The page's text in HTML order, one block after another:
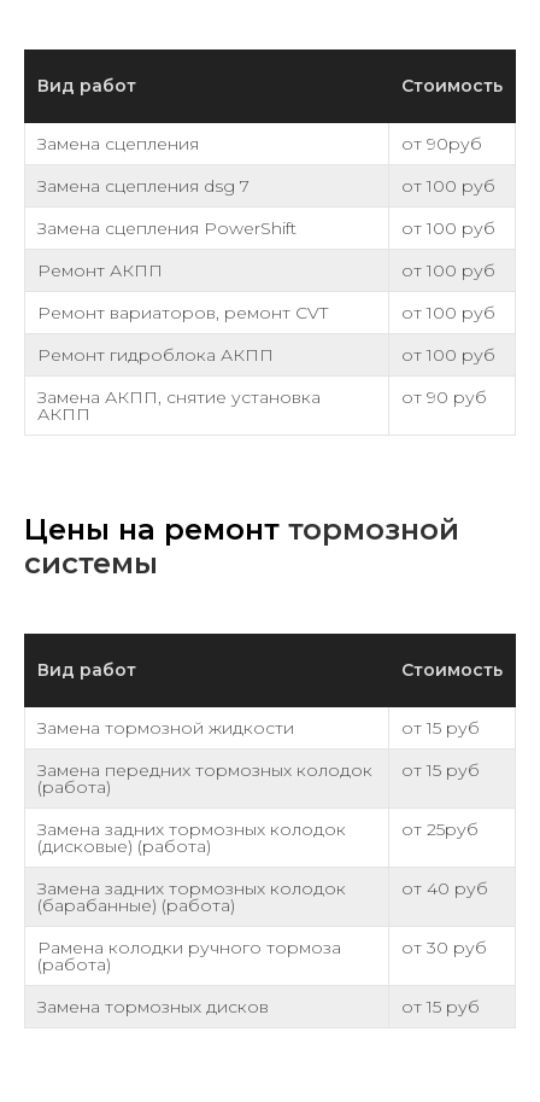
Вид работ Стоимость
Замена сцепления
от 90руб
Замена сцепления dsg 7
от 100 руб
Замена сцепления PowerShift
от 100 руб
Ремонт АКПП
от 100 руб
Ремонт вариаторов, ремонт CVT
от 100 руб
Ремонт гидроблока АКПП
от 100 руб
Замена АКПП, снятие установка
АКПП
от 90 руб
Цены на ремонт тормозной
системы
Вид работ Стоимость
Замена тормозной жидкости
от 15 руб
Замена передних тормозных колодок
(работа)
от 15 руб
Замена задних тормозных колодок
(дисковые) (работа)
от 25руб
Замена задних тормозных колодок
(барабанные) (работа)
от 40 руб
Pамена колодки ручного тормоза
(работа)
от 30 руб
Замена тормозных дисков от 15 руб